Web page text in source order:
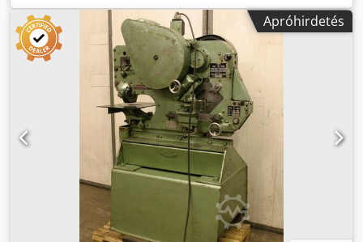
típusú hidraulikus szelvényacél olló. -Hajtás: hidraulikus -
nyomóerő: 35 és -felszerelés: nagyméretű tartóasztal
megállókkal a lyukasztáshoz -lyukasztás Dkedpfx Asfndy
Nenxjr -Shearing -vágás -megjelölés lyukasztók és
szerszámok -div. -méretek: 1460/1700/H1690 mm -Súly:
Apróhirdetés